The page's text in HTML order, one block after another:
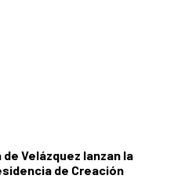
de Velázquez lanzan la
de Creación